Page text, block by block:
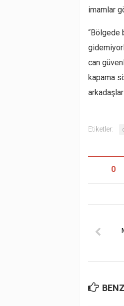
imamlar
“Bölgede
can
kapama
Etiketler:
0